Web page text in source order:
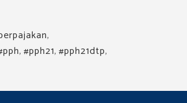
,
,#pph21,#pph21dtp,